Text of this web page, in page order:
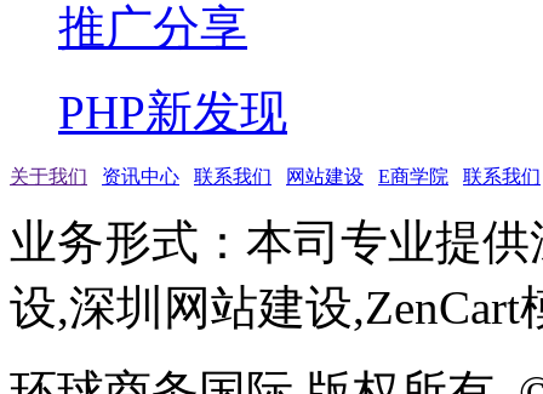
推广分享
PHP新发现
关于我们 资讯中心 联系我们 网站建设 E商学院 联系我们
业务形式：本司专业提
设,深圳网站建设,ZenCart